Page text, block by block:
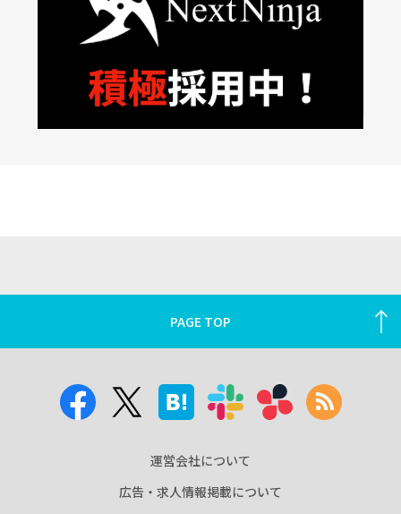
PAGE TOP
運営会社について
広告・求人情報掲載について